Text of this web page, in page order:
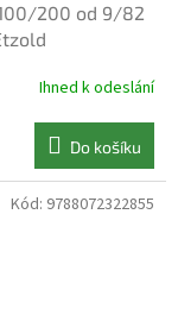
200 od 9/82
Ihned k odeslání
Do košíku
Kód: 9788072322855